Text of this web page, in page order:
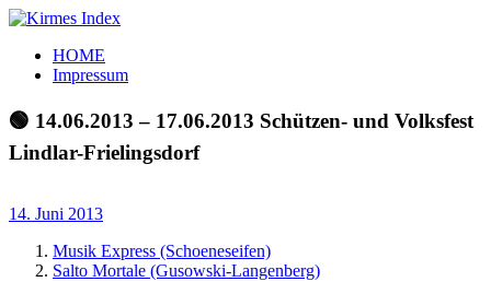
Zum
springen
Kirmes
Index
Tourpläne
der
letzten
Jahre
HOME
Impressum
🟢 14.06.2013 – 17.06.2013 Schützen- und Volksfest
Lindlar-Frielingsdorf
14. Juni 2013
Musik Express (Schoeneseifen)
Salto Mortale (Gusowski-Langenberg)